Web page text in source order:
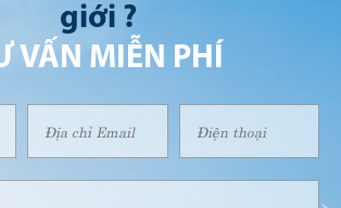
giới ?
VẤN MIỄN PHÍ